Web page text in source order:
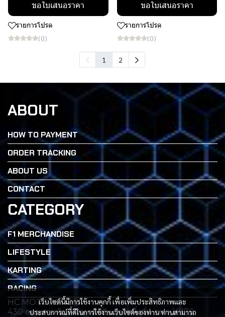
ขอใบเสนอราคา
รายการโปรด
(0)
ขอใบเสนอราคา
รายการโปรด
(0)
1 2
เว็บไซต์นี้มีการใช้งานคุกกี้ เพื่อเพิ่มประสิทธิภาพและ
ประสบการณ์ที่ดีในการใช้งานเว็บไซต์ของท่าน ท่านสามารถ
ABOUT
HOW TO PAYMENT
ORDER TRACKING
ABOUT US
CONTACT
CATEGORY
F1 MERCHANDISE
LIFESTYLE
KARTING
RACING
HC MOTORSPORT
430 ถนนสวนผัก เเขวงตลิ่งซัน เขตตลิ่งซั่น กทม 10170